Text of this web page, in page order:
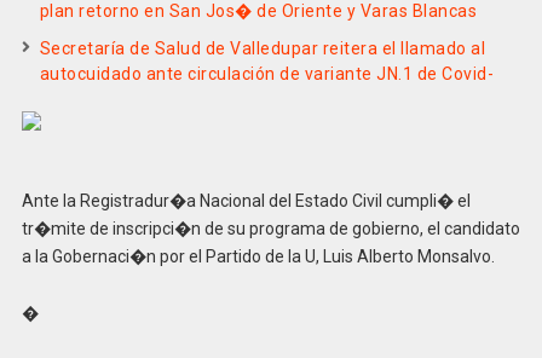
plan retorno en San Jos� de Oriente y Varas Blancas
Secretaría de Salud de Valledupar reitera el llamado al
autocuidado ante circulación de variante JN.1 de Covid-
Ante la Registradur�a Nacional del Estado Civil cumpli� el
tr�mite de inscripci�n de su programa de gobierno, el candidato
a la Gobernaci�n por el Partido de la U, Luis Alberto Monsalvo.
�